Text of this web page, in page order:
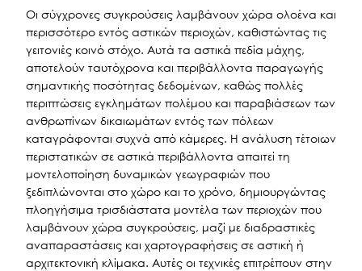
Οι σύγχρονες συγκρούσεις λαμβάνουν χώρα ολοένα και
περισσότερο εντός αστικών περιοχών, καθιστώντας τις
γειτονιές κοινό στόχο. Αυτά τα αστικά πεδία μάχης,
αποτελούν ταυτόχρονα και περιβάλλοντα παραγωγής
σημαντικής ποσότητας δεδομένων, καθώς πολλές
περιπτώσεις εγκλημάτων πολέμου και παραβιάσεων των
ανθρωπίνων δικαιωμάτων εντός των πόλεων
καταγράφονται συχνά από κάμερες. Η ανάλυση τέτοιων
περιστατικών σε αστικά περιβάλλοντα απαιτεί τη
μοντελοποίηση δυναμικών γεωγραφιών που
ξεδιπλώνονται στο χώρο και το χρόνο, δημιουργώντας
πλοηγήσιμα τρισδιάστατα μοντέλα των περιοχών που
λαμβάνουν χώρα συγκρούσεις, μαζί με διαδραστικές
αναπαραστάσεις και χαρτογραφήσεις σε αστική ή
αρχιτεκτονική κλίμακα. Αυτές οι τεχνικές επιτρέπουν στην